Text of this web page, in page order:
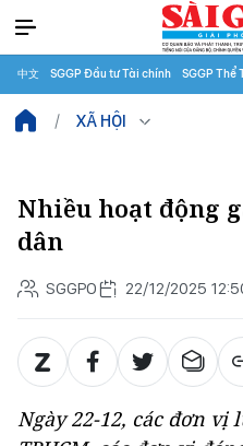
中文 SGGP Đầu tư Tài chính SGGP Thể
XÃ HỘI
Nhiều hoạt động
dân
SGGPO 22/12/2025
Ngày 22-12, các đơn vị